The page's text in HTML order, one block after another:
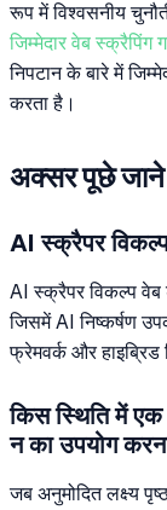
रूप में विश्वसनीय
जिम्मेदार वेब स्क्रैपिंग
निपटान के बारे में
करता है।
अक्सर पूछे जाने
AI स्क्रैपर
AI स्क्रैपर विकल्प वेब
जिसमें AI निष्कर्षण
फ्रेमवर्क और हाइब्रिड
किस स्थिति में
न का उपयोग
जब अनुमोदित लक्ष्य